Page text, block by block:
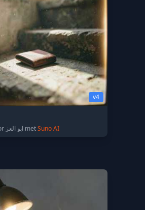
v4
Gemaakt door ابو العز metSuno AI